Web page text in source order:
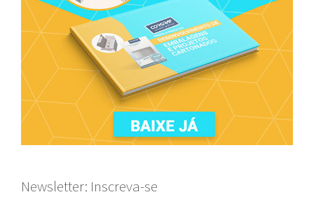
Newsletter: Inscreva-se